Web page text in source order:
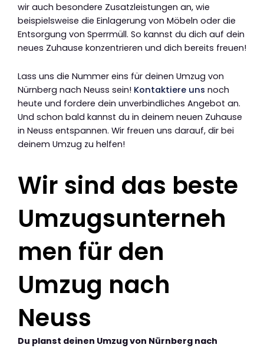
wir auch besondere Zusatzleistungen an, wie
beispielsweise die Einlagerung von Möbeln oder die
Entsorgung von Sperrmüll. So kannst du dich auf dein
neues Zuhause konzentrieren und dich bereits freuen!
Lass uns die Nummer eins für deinen Umzug von
Nürnberg nach Neuss sein! Kontaktiere uns noch
heute und fordere dein unverbindliches Angebot an.
Und schon bald kannst du in deinem neuen Zuhause
in Neuss entspannen. Wir freuen uns darauf, dir bei
deinem Umzug zu helfen!
Wir sind das beste
Umzugsunterneh
men für den
Umzug nach
Neuss
Du planst deinen Umzug von Nürnberg nach